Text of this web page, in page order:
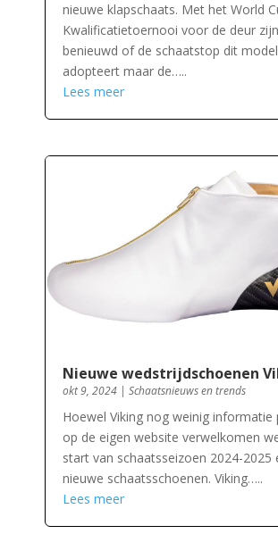
nieuwe klapschaats. Met het World
Kwalificatietoernooi voor de deur
benieuwd of de schaatstop dit
adopteert maar de…..
Lees meer
Nieuwe wedstrijdschoenen
okt 9, 2024| Schaatsnieuws en trends
Hoewel Viking nog weinig informatie
op de eigen website verwelkomen
start van schaatsseizoen 2024-2025
nieuwe schaatsschoenen. Viking…..
Lees meer